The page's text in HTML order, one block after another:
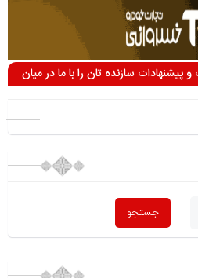
پیشنهادات سازنده تان را با ما در میان